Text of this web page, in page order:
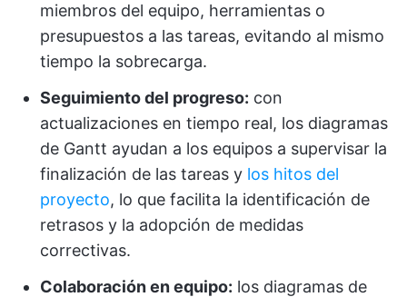
miembros del equipo, herramientas o
presupuestos a las tareas, evitando al mismo
tiempo la sobrecarga.
Seguimiento del progreso: con
actualizaciones en tiempo real, los diagramas
de Gantt ayudan a los equipos a supervisar la
finalización de las tareas y los hitos del
proyecto, lo que facilita la identificación de
retrasos y la adopción de medidas
correctivas.
Colaboración en equipo: los diagramas de